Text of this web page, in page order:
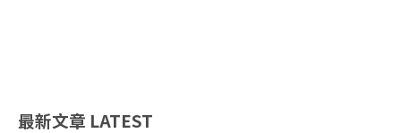
最新文章 LATEST